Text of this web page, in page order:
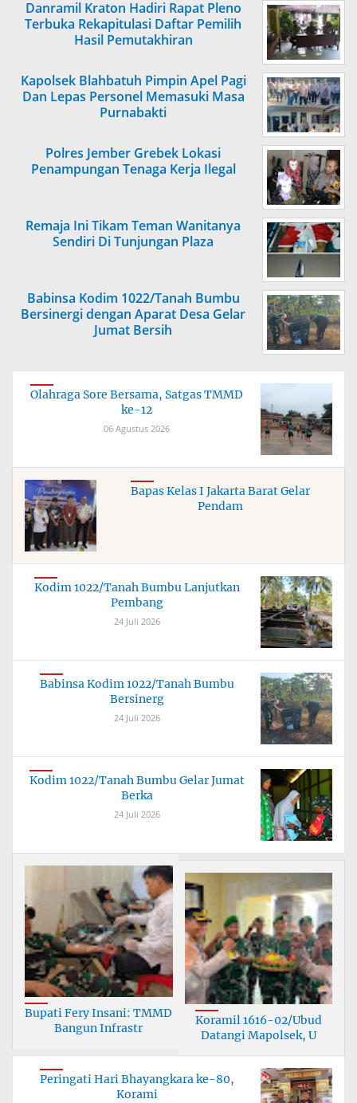
Danramil Kraton Hadiri Rapat Pleno
Terbuka Rekapitulasi Daftar Pemilih
Hasil Pemutakhiran
Kapolsek Blahbatuh Pimpin Apel Pagi
Dan Lepas Personel Memasuki Masa
Purnabakti
Polres Jember Grebek Lokasi
Penampungan Tenaga Kerja Ilegal
Remaja Ini Tikam Teman Wanitanya
Sendiri Di Tunjungan Plaza
Babinsa Kodim 1022/Tanah Bumbu
Bersinergi dengan Aparat Desa Gelar
Jumat Bersih
Olahraga Sore Bersama, Satgas TMMD
ke-12
06 Agustus 2026
Bapas Kelas I Jakarta Barat Gelar
Pendam
Kodim 1022/Tanah Bumbu Lanjutkan
Pembang
24 Juli 2026
Babinsa Kodim 1022/Tanah Bumbu
Bersinerg
24 Juli 2026
Kodim 1022/Tanah Bumbu Gelar Jumat
Berka
24 Juli 2026
Bupati Fery Insani: TMMD
Bangun Infrastr
Koramil 1616-02/Ubud
Datangi Mapolsek, U
Peringati Hari Bhayangkara ke-80,
Korami